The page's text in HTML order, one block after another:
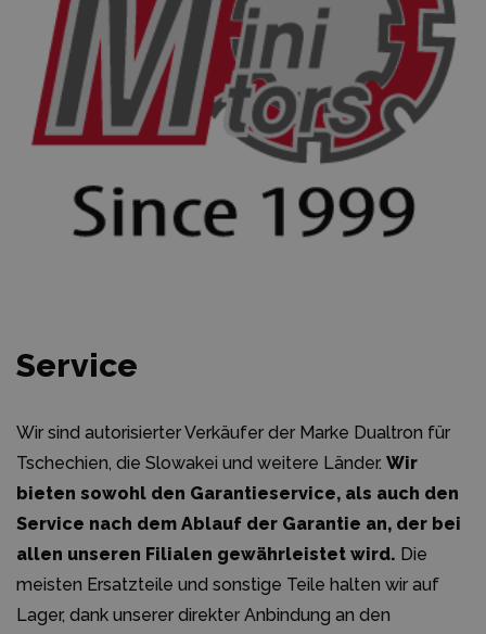
Service
Wir sind autorisierter Verkäufer der Marke Dualtron für
Tschechien, die Slowakei und weitere Länder. Wir
bieten sowohl den Garantieservice, als auch den
Service nach dem Ablauf der Garantie an, der bei
allen unseren Filialen gewährleistet wird. Die
meisten Ersatzteile und sonstige Teile halten wir auf
Lager, dank unserer direkter Anbindung an den